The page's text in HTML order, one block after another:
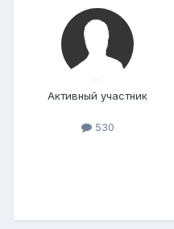
Активный участник
530